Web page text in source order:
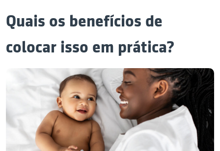
Quais os benefícios de
colocar isso em prática?